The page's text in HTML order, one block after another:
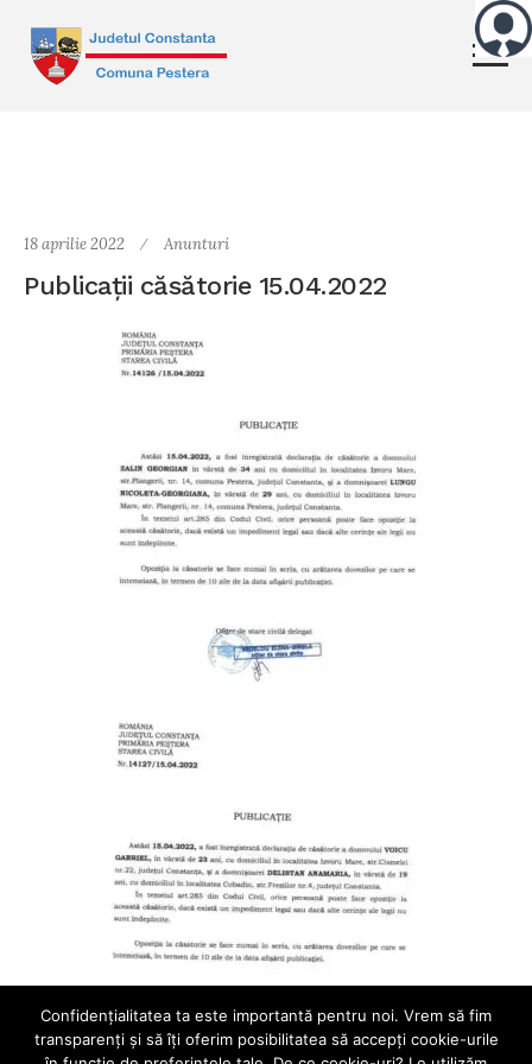
18 aprilie 2022 Anunturi
Publicații căsătorie 15.04.2022
Confidenţialitatea ta este importantă pentru noi. Vrem să fim
transparenţi și să îţi oferim posibilitatea să accepţi cookie-urile